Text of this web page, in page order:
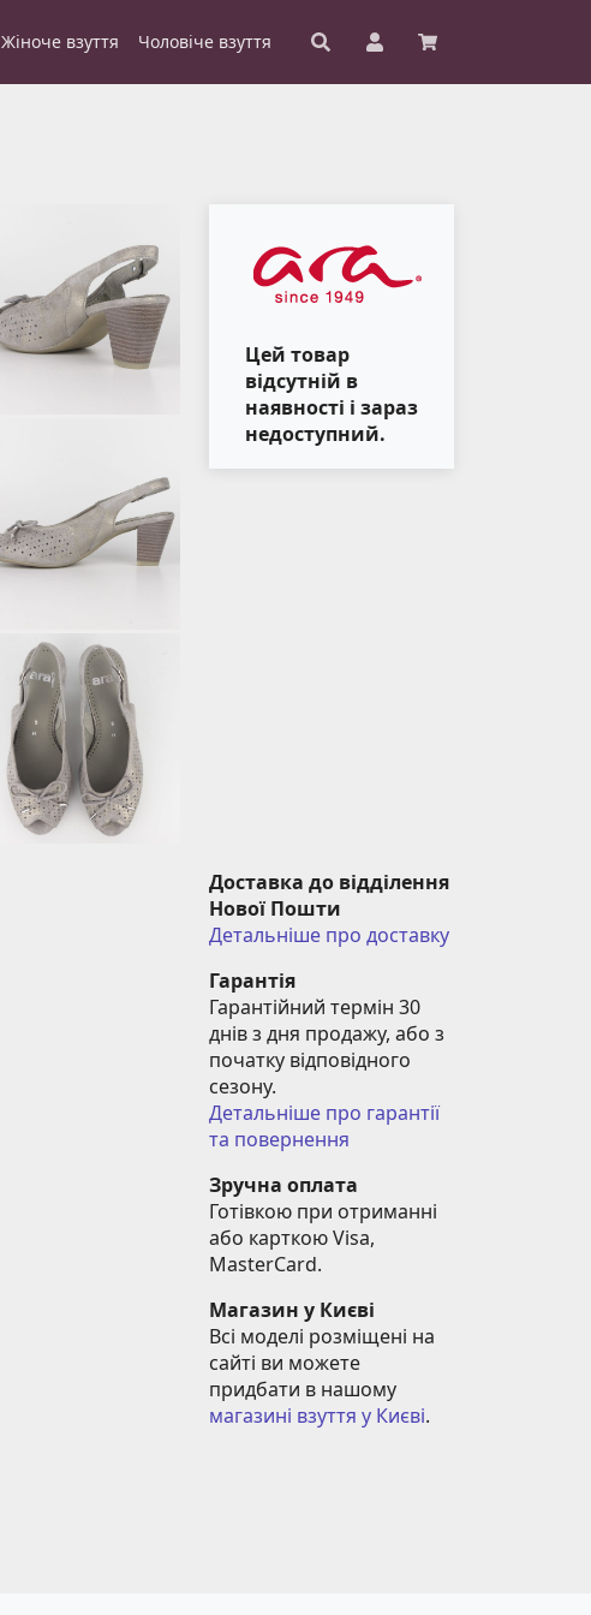
Жіноче взуття Чоловіче взуття
Цей товар
відсутній в
наявності і зараз
недоступний.
Доставка до відділення
Нової Пошти
Детальніше про доставку
Гарантія
Гарантійний термін 30
днів з дня продажу, або з
початку відповідного
сезону.
Детальніше про гарантії
та повернення
Зручна оплата
Готівкою при отриманні
або карткою Visa,
MasterCard.
Магазин у Києві
Всі моделі розміщені на
сайті ви можете
магазині взуття у Києві.